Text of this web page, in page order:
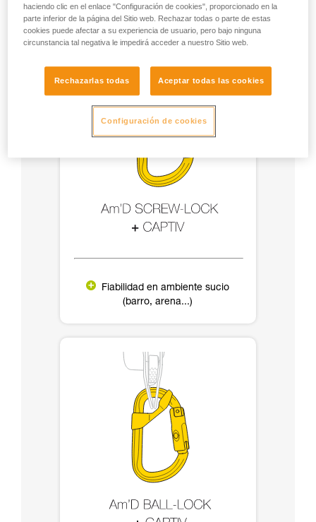
- Elija el tipo de bloqueo según su utilización.
Fiabilidad en ambiente sucio
(barro, arena...)
haciendo clic en el enlace "Configuración de cookies", proporcionado en la
parte inferior de la página del Sitio web. Rechazar todas o parte de estas
cookies puede afectar a su experiencia de usuario, pero bajo ninguna
circunstancia tal negativa le impedirá acceder a nuestro Sitio web.
Rechazarlas todas Aceptar todas las cookies
Configuración de cookies